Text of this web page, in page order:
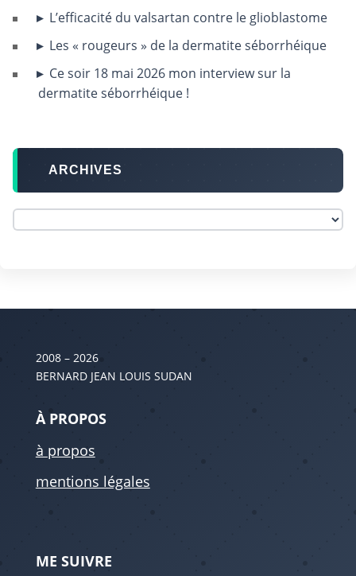
L’efficacité du valsartan contre le glioblastome
Les « rougeurs » de la dermatite séborrhéique
Ce soir 18 mai 2026 mon interview sur la
dermatite séborrhéique !
ARCHIVES
2008 – 2026
BERNARD JEAN LOUIS SUDAN
À PROPOS
à propos
mentions légales
ME SUIVRE